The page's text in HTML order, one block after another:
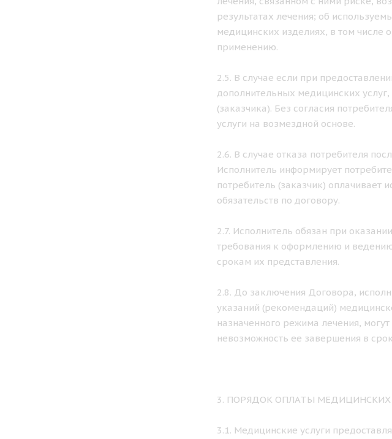
результатах лечения; об
медицинских изделиях, в том числе
применению.
2.5. В случае если при
дополнительных медицинских
(заказчика). Без согласия
услуги на возмездной основе.
2.6. В случае отказа потребителя
Исполнитель информирует
потребитель (заказчик)
обязательств по договору.
2.7. Исполнитель обязан при
требования к оформлению и
срокам их представления.
2.8. До заключения Договора,
указаний (рекомендаций)
назначенного режима лечения,
невозможность ее завершения в
3. ПОРЯДОК ОПЛАТЫ МЕДИЦИНСКИХ
3.1. Медицинские услуги